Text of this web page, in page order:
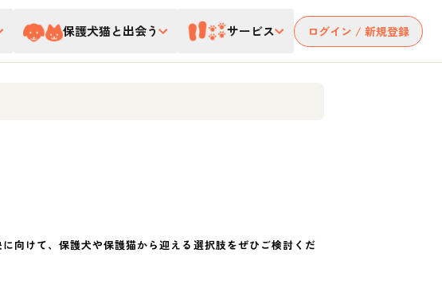
保護犬猫と出会う サービス ログイン / 新規登録
向けて、保護犬や保護猫から迎える選択肢をぜひご検討くだ